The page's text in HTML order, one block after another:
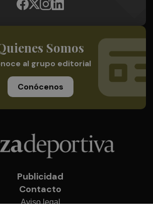
Somos
al grupo editorial
Conócenos
Publicidad
Contacto
Aviso legal